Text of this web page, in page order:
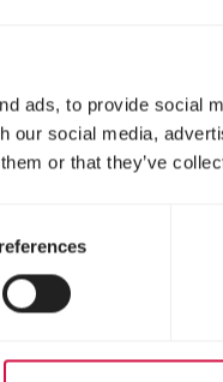
ads, to provide social
our social media,
or that they’ve
boos!
pup rustig buiten
pup? Je puppy
moet doen of zijn